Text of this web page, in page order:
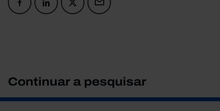
Continuar a pesquisar